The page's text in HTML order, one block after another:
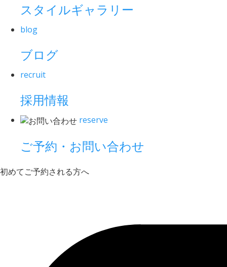
スタイルギャラリー
blog
ブログ
recruit
採用情報
reserve
ご予約・お問い合わせ
初めてご予約される方へ